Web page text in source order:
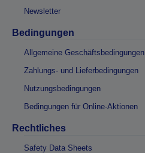
Newsletter
Bedingungen
Allgemeine Geschäftsbedingungen
Zahlungs- und Lieferbedingungen
Nutzungsbedingungen
Bedingungen für Online-Aktionen
Rechtliches
Safety Data Sheets